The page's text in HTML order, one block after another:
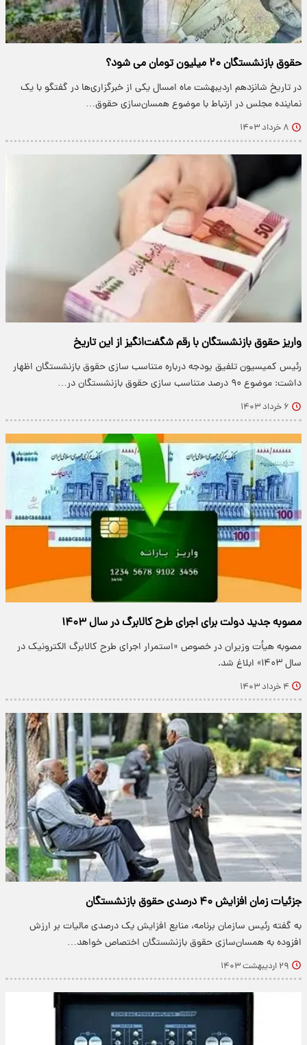
حقوق بازنشستگان ۲۰ میلیون تومان می شود؟
در تاریخ شانزدهم اردیبهشت ماه امسال یکی از خبرگزاری‌ها در گفتگو با یک
نماینده مجلس در ارتباط با موضوع همسان‌سازی حقوق…
۸ خرداد ۱۴۰۳
واریز حقوق بازنشستگان با رقم شگفت‌انگیز از این تاریخ
رئیس کمیسیون تلفیق بودجه درباره متناسب سازی حقوق بازنشستگان اظهار
داشت: موضوع ۹۰ درصد متناسب سازی حقوق بازنشستگان در…
۶ خرداد ۱۴۰۳
مصوبه جدید دولت برای اجرای طرح کالابرگ در سال ۱۴۰۳
مصوبه هیأت وزیران در خصوص «استمرار اجرای طرح کالابرگ الکترونیک در
سال ۱۴۰۳» ابلاغ شد.
۴ خرداد ۱۴۰۳
جزئیات زمان افزایش ۴۰ درصدی حقوق بازنشستگان
به گفته رئیس سازمان برنامه، منابع افزایش یک درصدی مالیات بر ارزش
افزوده به همسان‌سازی حقوق بازنشستگان اختصاص خواهد…
۲۹ اردیبهشت ۱۴۰۳